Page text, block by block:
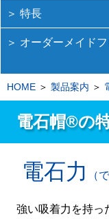
＞ 特長
＞ オーダーメイド
HOME 製品案内
電石帽®の
電石力 （
強い吸着力を持っ